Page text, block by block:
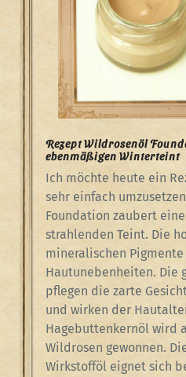
Rezept Wildrosenöl
ebenmäßigen Winterteint
Ich möchte heute ein
sehr einfach
Foundation zaubert
strahlenden Teint. Die
mineralischen
Hautunebenheiten. Die
pflegen die zarte
und wirken der
Hagebuttenkernöl wird
Wildrosen gewonnen.
Wirkstofföl eignet sich